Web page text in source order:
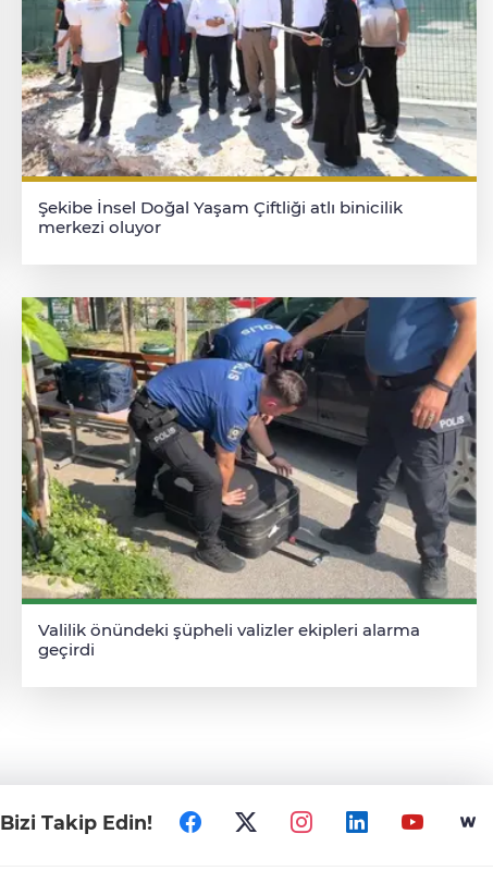
Şekibe İnsel Doğal Yaşam Çiftliği atlı binicilik
merkezi oluyor
Valilik önündeki şüpheli valizler ekipleri alarma
geçirdi
Bizi Takip Edin!